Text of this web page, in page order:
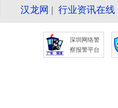
汉龙网 | 行业资讯在
深圳网络警
察报警平台